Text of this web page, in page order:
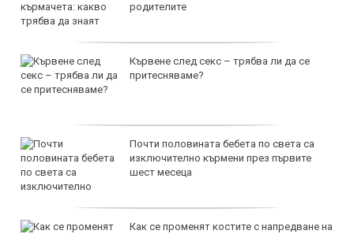
родителите
Кървене след секс – трябва ли да се
притесняваме?
Почти половината бебета по света са
изключително кърмени през първите
шест месеца
Как се променят костите с напредване на